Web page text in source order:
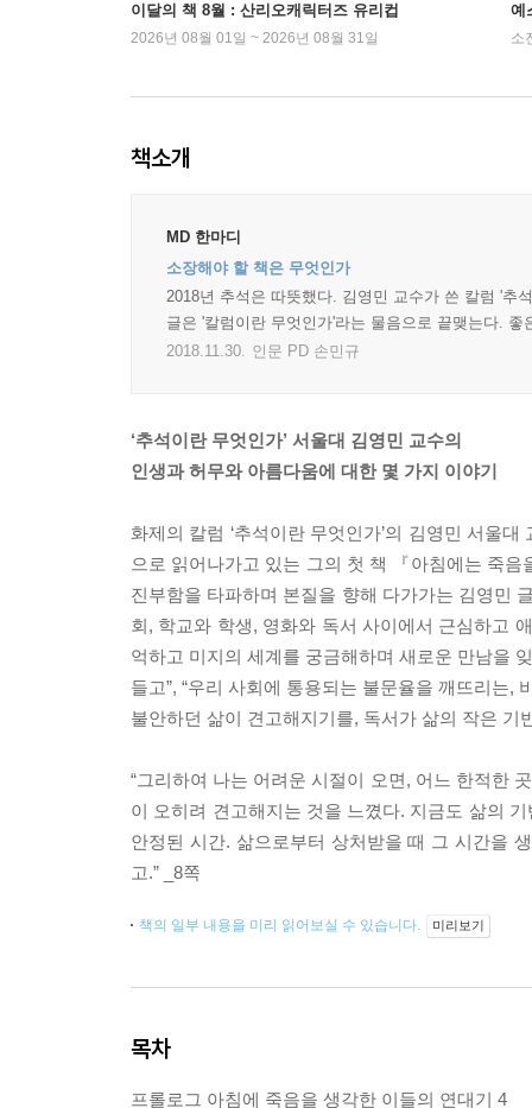
이달의 책 8월 : 산리오캐릭터즈 유리컵
2026년 08월 01일 ~ 2026년 08월 31일
예
소
책소개
MD 한마디
소장해야 할 책은 무엇인가
2018년 추석은 따뜻했다. 김영민 교수가 쓴 칼럼 '추
글은 '칼럼이란 무엇인가'라는 물음으로 끝맺는다.
2018.11.30. 인문 PD 손민규
‘추석이란 무엇인가’ 서울대 김영민 교수의
인생과 허무와 아름다움에 대한 몇 가지 이야기
화제의 칼럼 ‘추석이란 무엇인가’의 김영민 서울
으로 읽어나가고 있는 그의 첫 책 『아침에는 죽
진부함을 타파하며 본질을 향해 다가가는 김영민
회, 학교와 학생, 영화와 독서 사이에서 근심하고
억하고 미지의 세계를 궁금해하며 새로운 만남을
들고”, “우리 사회에 통용되는 불문율을 깨뜨리는,
불안하던 삶이 견고해지기를, 독서가 삶의 작은
“그리하여 나는 어려운 시절이 오면, 어느 한적한
이 오히려 견고해지는 것을 느꼈다. 지금도 삶의
안정된 시간. 삶으로부터 상처받을 때 그 시간을
고.” _8쪽
책의 일부 내용을 미리 읽어보실 수 있습니다. 미리보기
목차
프롤로그 아침에 죽음을 생각한 이들의 연대기 4